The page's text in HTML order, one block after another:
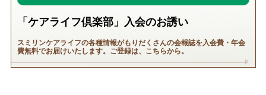
「ケアライフ倶楽部」入会のお誘い
スミリンケアライフの各種情報がもりだくさんの会報誌を入会費・年会
費無料でお届けいたします。ご登録は、こちらから。